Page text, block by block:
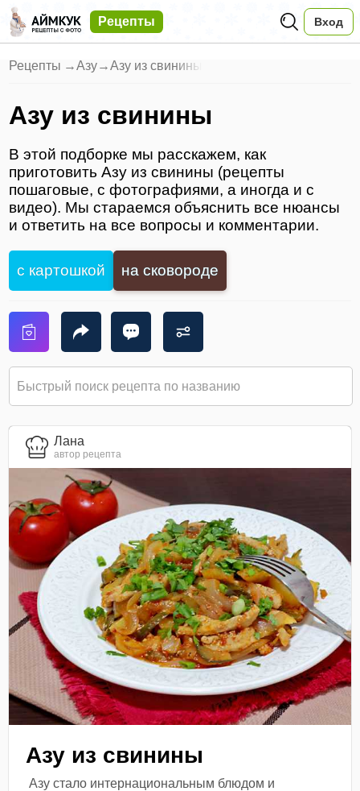
Рецепты Вход
Рецепты →Азу→Азу из свинины
Азу из свинины
В этой подборке мы расскажем, как
приготовить Азу из свинины (рецепты
пошаговые, с фотографиями, а иногда и с
видео). Мы стараемся объяснить все нюансы
и ответить на все вопросы и комментарии.
с картошкой на сковороде
Лана
автор рецепта
Азу из свинины
Азу стало интернациональным блюдом и